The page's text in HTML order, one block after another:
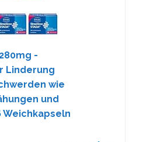
-
Linderung
wie
und
Weichkapseln